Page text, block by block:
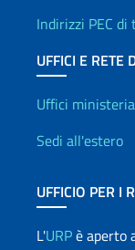
Indirizzi PEC
UFFICI E RETE
Uffici e
Uffici
Sedi all'estero
UFFICIO PER I
L'URPè aperto